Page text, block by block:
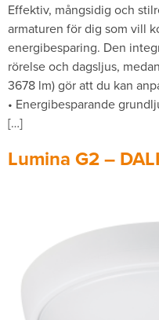
Effektiv, mångsidig och
armaturen för dig som vill
energibesparing. Den
rörelse och dagsljus,
3678 lm) gör att du kan
• Energibesparande
[…]
Lumina G2 –